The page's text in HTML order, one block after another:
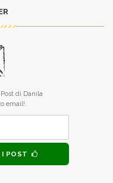
di Danila
email!.
I POST